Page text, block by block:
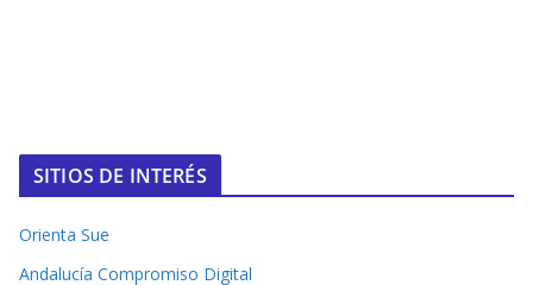
SITIOS DE INTERÉS
Orienta Sue
Andalucía Compromiso Digital